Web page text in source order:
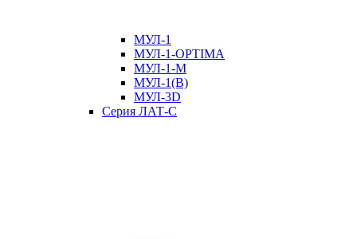
МУЛ-1
МУЛ-1-OPTIMA
МУЛ-1-М
МУЛ-1(В)
МУЛ-3D
Серия ЛАТ-С